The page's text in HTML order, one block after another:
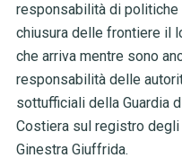
responsabilità di
chiusura delle frontiere il
che arriva mentre sono
responsabilità delle
sottufficiali della Guardia
Costiera sul registro degli
Ginestra Giuffrida.